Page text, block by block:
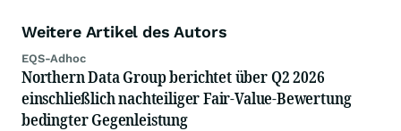
Weitere Artikel des Autors
EQS-Adhoc
Northern Data Group berichtet über Q2 2026
einschließlich nachteiliger Fair-Value-Bewertung
bedingter Gegenleistung